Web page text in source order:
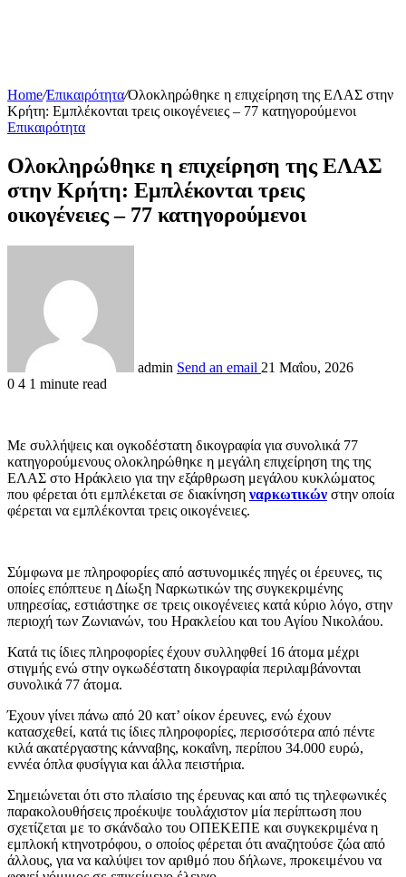
Home/Επικαιρότητα/Ολοκληρώθηκε η επιχείρηση της ΕΛΑΣ στην
Κρήτη: Εμπλέκονται τρεις οικογένειες – 77 κατηγορούμενοι
Επικαιρότητα
Ολοκληρώθηκε η επιχείρηση της ΕΛΑΣ
στην Κρήτη: Εμπλέκονται τρεις
οικογένειες – 77 κατηγορούμενοι
admin Send an email 21 Μαΐου, 2026
0 4 1 minute read
Με συλλήψεις και ογκοδέστατη δικογραφία για συνολικά 77
κατηγορούμενους ολοκληρώθηκε η μεγάλη επιχείρηση της της
ΕΛΑΣ στο Ηράκλειο για την εξάρθρωση μεγάλου κυκλώματος
που φέρεται ότι εμπλέκεται σε διακίνηση ναρκωτικών στην οποία
φέρεται να εμπλέκονται τρεις οικογένειες.
Σύμφωνα με πληροφορίες από αστυνομικές πηγές οι έρευνες, τις
οποίες επόπτευε η Δίωξη Ναρκωτικών της συγκεκριμένης
υπηρεσίας, εστιάστηκε σε τρεις οικογένειες κατά κύριο λόγο, στην
περιοχή των Ζωνιανών, του Ηρακλείου και του Αγίου Νικολάου.
Κατά τις ίδιες πληροφορίες έχουν συλληφθεί 16 άτομα μέχρι
στιγμής ενώ στην ογκωδέστατη δικογραφία περιλαμβάνονται
συνολικά 77 άτομα.
Έχουν γίνει πάνω από 20 κατ’ οίκον έρευνες, ενώ έχουν
κατασχεθεί, κατά τις ίδιες πληροφορίες, περισσότερα από πέντε
κιλά ακατέργαστης κάνναβης, κοκαΐνη, περίπου 34.000 ευρώ,
εννέα όπλα φυσίγγια και άλλα πειστήρια.
Σημειώνεται ότι στο πλαίσιο της έρευνας και από τις τηλεφωνικές
παρακολουθήσεις προέκυψε τουλάχιστον μία περίπτωση που
σχετίζεται με το σκάνδαλο του ΟΠΕΚΕΠΕ και συγκεκριμένα η
εμπλοκή κτηνοτρόφου, ο οποίος φέρεται ότι αναζητούσε ζώα από
άλλους, για να καλύψει τον αριθμό που δήλωνε, προκειμένου να